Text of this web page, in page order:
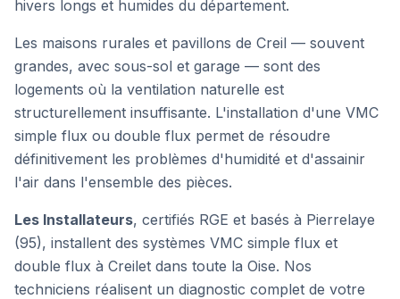
hivers longs et humides du département.
Les maisons rurales et pavillons de Creil — souvent
grandes, avec sous-sol et garage — sont des
logements où la ventilation naturelle est
structurellement insuffisante. L'installation d'une VMC
simple flux ou double flux permet de résoudre
définitivement les problèmes d'humidité et d'assainir
l'air dans l'ensemble des pièces.
Les Installateurs, certifiés RGE et basés à Pierrelaye
(95), installent des systèmes VMC simple flux et
double flux à Creilet dans toute la Oise. Nos
techniciens réalisent un diagnostic complet de votre